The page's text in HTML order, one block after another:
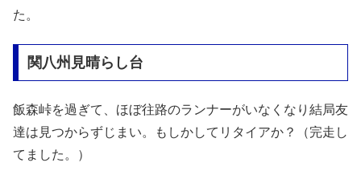
た。
関八州見晴らし台
飯森峠を過ぎて、ほぼ往路のランナーがいなくなり結局友
達は見つからずじまい。もしかしてリタイアか？（完走し
てました。）